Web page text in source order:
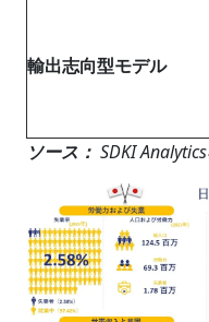
輸出志向型モデル
ソース： SDKI